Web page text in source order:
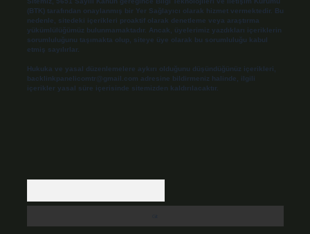
(BTK) tarafından onaylanmış bir Yer Sağlayıcı olarak hizmet vermektedir. Bu
nedenle, sitedeki içerikleri proaktif olarak denetleme veya araştırma
yükümlülüğümüz bulunmamaktadır. Ancak, üyelerimiz yazdıkları içeriklerin
sorumluluğunu taşımakta olup, siteye üye olarak bu sorumluluğu kabul
etmiş sayılırlar.
Hukuka ve yasal düzenlemelere aykırı olduğunu düşündüğünüz içerikleri,
backlinkpanelicomtr@gmail.com adresine bildirmeniz halinde, ilgili
içerikler yasal süre içerisinde sitemizden kaldırılacaktır.